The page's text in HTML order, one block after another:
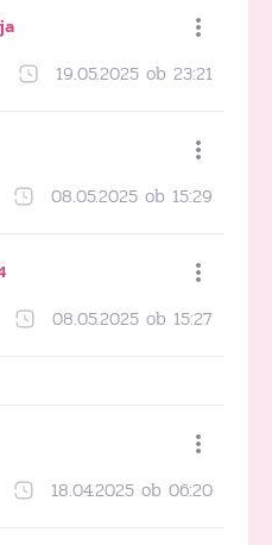
19.05.2025 ob 23:21
08.05.2025 ob 15:29
08.05.2025 ob 15:27
18.04.2025 ob 06:20